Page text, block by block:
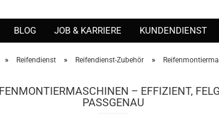
BLOG JOB & KARRIERE KUNDENDIENST
» Reifendienst » Reifendienst-Zubehör »
– EFFIZIENT,
PASSGENAU